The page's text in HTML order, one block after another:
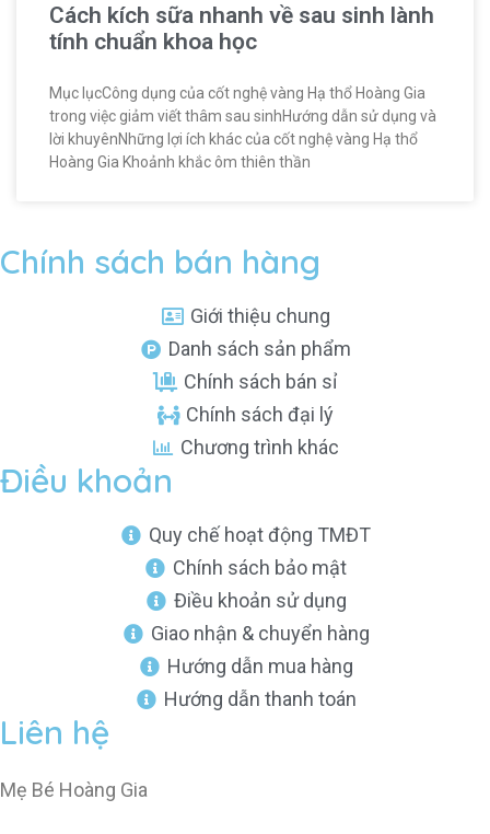
Cách kích sữa nhanh về sau sinh lành
tính chuẩn khoa học
Mục lụcCông dụng của cốt nghệ vàng Hạ thổ Hoàng Gia
trong việc giảm viết thâm sau sinhHướng dẫn sử dụng và
lời khuyênNhững lợi ích khác của cốt nghệ vàng Hạ thổ
Hoàng Gia Khoảnh khắc ôm thiên thần
Chính sách bán hàng
Giới thiệu chung
Danh sách sản phẩm
Chính sách bán sỉ
Chính sách đại lý
Chương trình khác
Điều khoản
Quy chế hoạt động TMĐT
Chính sách bảo mật
Điều khoản sử dụng
Giao nhận & chuyển hàng
Hướng dẫn mua hàng
Hướng dẫn thanh toán
Liên hệ
Mẹ Bé Hoàng Gia